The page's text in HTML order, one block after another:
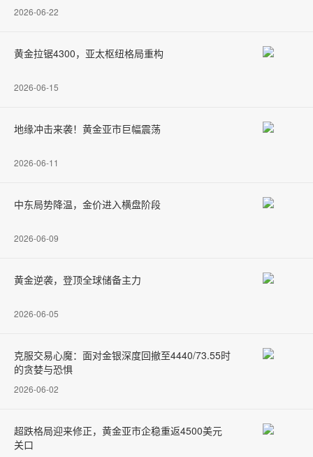
2026-06-22
黄金拉锯4300，亚太枢纽格局重构
2026-06-15
地缘冲击来袭！黄金亚市巨幅震荡
2026-06-11
中东局势降温，金价进入横盘阶段
2026-06-09
黄金逆袭，登顶全球储备主力
2026-06-05
克服交易心魔：面对金银深度回撤至4440/73.55时
的贪婪与恐惧
2026-06-02
超跌格局迎来修正，黄金亚市企稳重返4500美元
关口